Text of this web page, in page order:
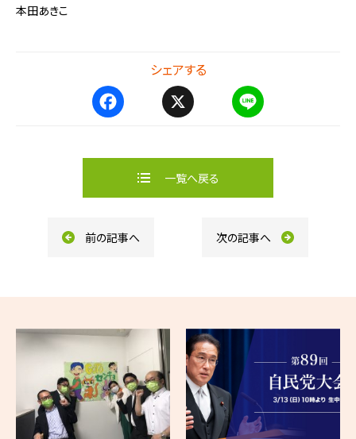
本田あきこ
シェアする
e
o
e
一覧へ戻る
前の記事へ 次の記事へ